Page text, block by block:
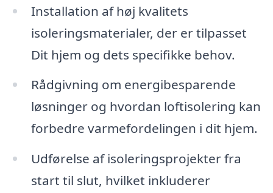
Installation af høj kvalitets
isoleringsmaterialer, der er tilpasset
Dit hjem og dets specifikke behov.
Rådgivning om energibesparende
løsninger og hvordan loftisolering kan
forbedre varmefordelingen i dit hjem.
Udførelse af isoleringsprojekter fra
start til slut, hvilket inkluderer